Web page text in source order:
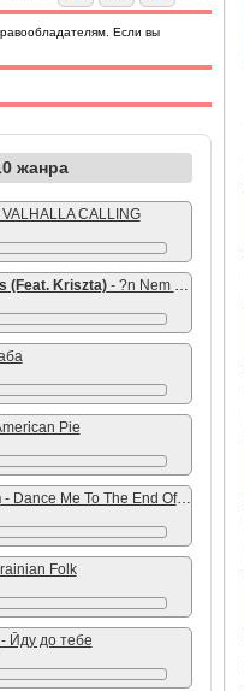
Если вы
жанра
VALHALLA CALLING
(Feat. Kriszta)- ?n Nem Tudom
Pie
- Dance Me To The End Of Love
Folk
Йду до тебе